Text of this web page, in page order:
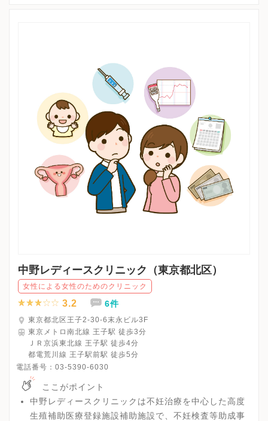
中野レディースクリニック（東京都北区）
女性による女性のためのクリニック
3.2 6件
東京都北区王子2-30-6末永ビル3F
東京メトロ南北線 王子駅 徒歩3分
ＪＲ京浜東北線 王子駅 徒歩4分
都電荒川線 王子駅前駅 徒歩5分
電話番号： 03-5390-6030
ここがポイント
中野レディースクリニックは不妊治療を中心した高度
生殖補助医療登録施設補助施設で、不妊検査等助成事